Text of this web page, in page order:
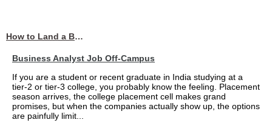
How to Land a Business Analyst Job Off-Campus When Your College Has Zero Tech Connections
Business Analyst Job Off-Campus
If you are a student or recent graduate in India studying at a
tier-2 or tier-3 college, you probably know the feeling. Placement
season arrives, the college placement cell makes grand
promises, but when the companies actually show up, the options
are painfully limit...